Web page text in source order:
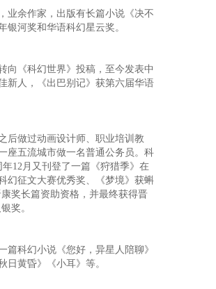
余作家，出版有长篇小说《决不
河奖和华语科幻星云奖。
《科幻世界》投稿，至今发表中
新人，《出巴别记》获第六届华语
做过动画设计师、职业培训教
座五流城市做一名普通公务员。科
12月又刊登了一篇《狩猎季》在
幻征文大赛优秀奖、《梦境》获蝌
奖长篇资助资格，并最终获得晋
奖。
科幻小说《您好，异星人陪聊》
黄昏》《小耳》等。